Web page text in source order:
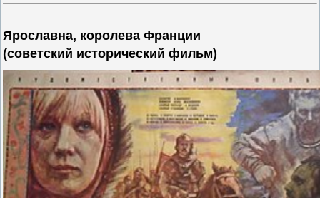
Ярославна, королева Франции
(советский исторический фильм)